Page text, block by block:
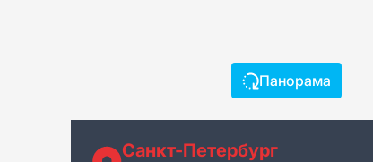
Панорама
Санкт-Петербург